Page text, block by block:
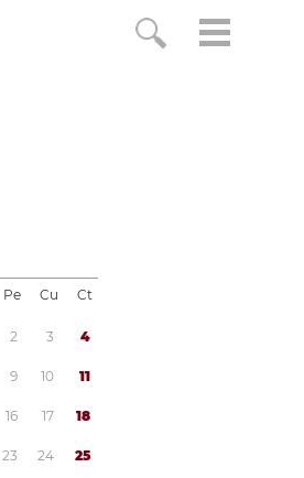
Pe Cu Ct
2 3 4
9 10 11
16 17 18
23 24 25